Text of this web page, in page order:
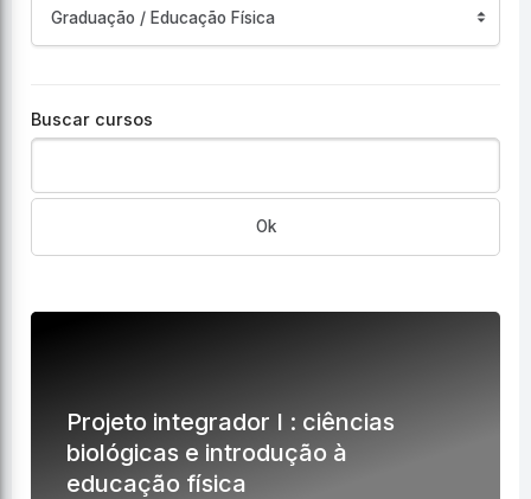
Buscar cursos
Ok
Projeto integrador I : ciências
biológicas e introdução à
educação física